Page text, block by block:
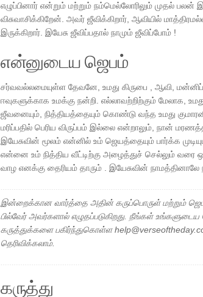
எழுப்பினார் என்றும் மற்றும் நம்மெல்லோரிலும் முதல்
விசுவாசிக்கிறேன். அவர் ஜீவிக்கிறார், ஆவியில்
இருக்கிறார். இயேசு ஜீவிப்பதால் நாமும் ஜீவிப்போம் !
என்னுடைய ஜெபம்
சர்வவல்லமையுள்ள தேவனே, உமது கிருபை , ஆவி,
ஈவுகளுக்காக உமக்கு நன்றி. எல்லாவற்றிற்கும் மேலாக,
ஜீவனையும், நித்தியத்தையும் கொண்டு வந்த உமது
மரிப்பதில் பெரிய விருப்பம் இல்லை என்றாலும், நான்
இயேசுவின் மூலம் என்னில் உம் ஜெயத்தையும் பார்க்க
என்னை உம் நித்திய வீட்டிற்கு அழைத்துச் செல்லும் வரை
வாழ எனக்கு தைரியம் தாரும் . இயேசுவின்
இன்றைக்கான வார்த்தை அதின் கருப்பொருள் மற்றும்
பில்வேர் அவர்களால் எழுதப்படுகிறது. நீங்கள்
கருத்துக்களை பகிர்ந்துகொள்ள
தெரிவிக்கலாம்.
கருத்து